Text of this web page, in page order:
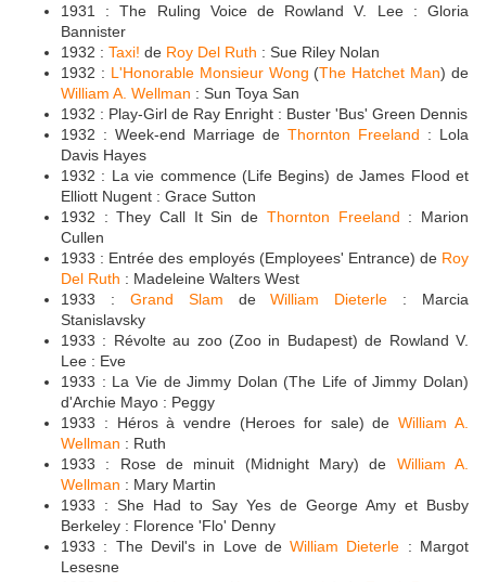
1931 : The Ruling Voice de Rowland V. Lee : Gloria
Bannister
1932 : Taxi! de Roy Del Ruth : Sue Riley Nolan
1932 : L'Honorable Monsieur Wong (The Hatchet Man) de
William A. Wellman : Sun Toya San
1932 : Play-Girl de Ray Enright : Buster 'Bus' Green Dennis
1932 : Week-end Marriage de Thornton Freeland : Lola
Davis Hayes
1932 : La vie commence (Life Begins) de James Flood et
Elliott Nugent : Grace Sutton
1932 : They Call It Sin de Thornton Freeland : Marion
Cullen
1933 : Entrée des employés (Employees' Entrance) de Roy
Del Ruth : Madeleine Walters West
1933 : Grand Slam deWilliam Dieterle : Marcia
Stanislavsky
1933 : Révolte au zoo (Zoo in Budapest) de Rowland V.
Lee : Eve
1933 : La Vie de Jimmy Dolan (The Life of Jimmy Dolan)
d'Archie Mayo : Peggy
1933 : Héros à vendre (Heroes for sale) deWilliam A.
Wellman : Ruth
1933 : Rose de minuit (Midnight Mary) de William A.
Wellman : Mary Martin
1933 : She Had to Say Yes de George Amy et Busby
Berkeley : Florence 'Flo' Denny
1933 : The Devil's in Love deWilliam Dieterle : Margot
Lesesne